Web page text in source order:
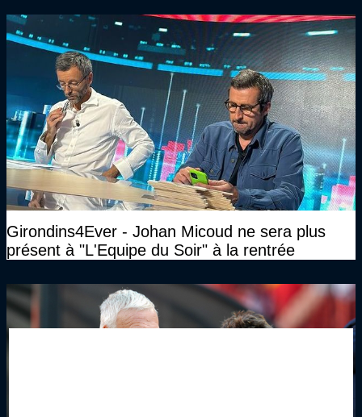
Girondins4Ever - Johan Micoud ne sera plus
présent à "L'Equipe du Soir" à la rentrée